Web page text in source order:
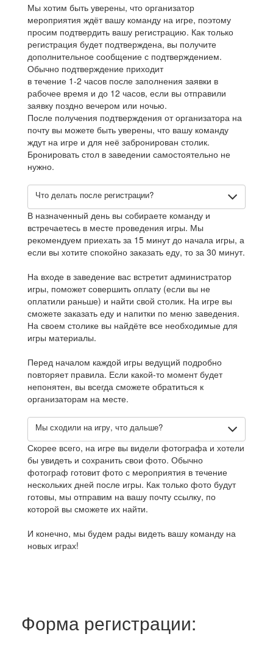
Мы хотим быть уверены, что организатор
мероприятия ждёт вашу команду на игре, поэтому
просим подтвердить вашу регистрацию. Как только
регистрация будет подтверждена, вы получите
дополнительное сообщение с подтверждением.
Обычно подтверждение приходит
в течение 1-2 часов после заполнения заявки в
рабочее время и до 12 часов, если вы отправили
заявку поздно вечером или ночью.
После получения подтверждения от организатора на
почту вы можете быть уверены, что вашу команду
ждут на игре и для неё забронирован столик.
Бронировать стол в заведении самостоятельно не
нужно.
Что делать после регистрации?
В назначенный день вы собираете команду и
встречаетесь в месте проведения игры. Мы
рекомендуем приехать за 15 минут до начала игры, а
если вы хотите спокойно заказать еду, то за 30 минут.
На входе в заведение вас встретит администратор
игры, поможет совершить оплату (если вы не
оплатили раньше) и найти свой столик. На игре вы
сможете заказать еду и напитки по меню заведения.
На своем столике вы найдёте все необходимые для
игры материалы.
Перед началом каждой игры ведущий подробно
повторяет правила. Если какой-то момент будет
непонятен, вы всегда сможете обратиться к
организаторам на месте.
Мы сходили на игру, что дальше?
Скорее всего, на игре вы видели фотографа и хотели
бы увидеть и сохранить свои фото. Обычно
фотограф готовит фото с мероприятия в течение
нескольких дней после игры. Как только фото будут
готовы, мы отправим на вашу почту ссылку, по
которой вы сможете их найти.
И конечно, мы будем рады видеть вашу команду на
новых играх!
Форма регистрации: